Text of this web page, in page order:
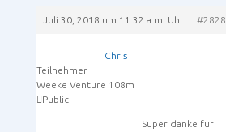
Juli 30, 2018 um 11:32 a.m. Uhr #2828
Chris
Teilnehmer
Weeke Venture 108m
Public
Super danke für